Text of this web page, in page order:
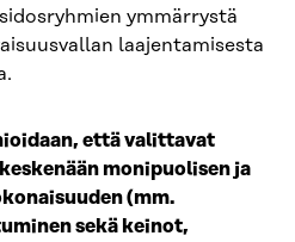
ymmärrystä
laajentamisesta
että valittavat
monipuolisen ja
(mm.
sekä keinot,